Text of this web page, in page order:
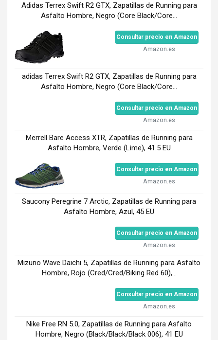
Adidas Terrex Swift R2 GTX, Zapatillas de Running para
Asfalto Hombre, Negro (Core Black/Core...
Consultar precio en Amazon
Amazon.es
adidas Terrex Swift R2 GTX, Zapatillas de Running para
Asfalto Hombre, Negro (Core Black/Core...
Consultar precio en Amazon
Amazon.es
Merrell Bare Access XTR, Zapatillas de Running para
Asfalto Hombre, Verde (Lime), 41.5 EU
Consultar precio en Amazon
Amazon.es
Saucony Peregrine 7 Arctic, Zapatillas de Running para
Asfalto Hombre, Azul, 45 EU
Consultar precio en Amazon
Amazon.es
Mizuno Wave Daichi 5, Zapatillas de Running para Asfalto
Hombre, Rojo (Cred/Cred/Biking Red 60),...
Consultar precio en Amazon
Amazon.es
Nike Free RN 5.0, Zapatillas de Running para Asfalto
Hombre, Negro (Black/Black/Black 006), 41 EU